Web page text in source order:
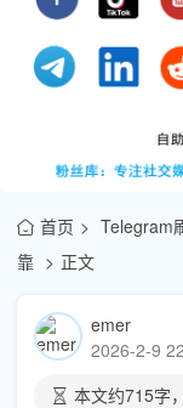
首页
Telegram
靠
正文
emer
2026-2-9
本文约715字